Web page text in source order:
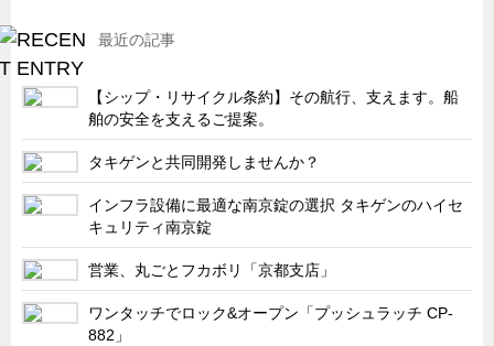
光る技術！未来へのモノづくり
ちょっとユニークなお客様
ビジサスニュース
ECOLOGY NEWS SCRAMBLE
わが街わが支店
支店所在地（歴史探訪）
ニッポン再発見
あれこれWATCH
最近の記事
【シップ・リサイクル条約】その航行、支えます。船
舶の安全を支えるご提案。
タキゲンと共同開発しませんか？
インフラ設備に最適な南京錠の選択 タキゲンのハイセ
キュリティ南京錠
営業、丸ごとフカボリ「京都支店」
ワンタッチでロック&オープン「プッシュラッチ CP-
882」